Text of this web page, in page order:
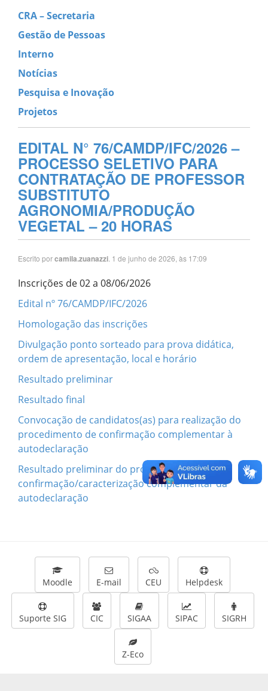
CRA – Secretaria
Gestão de Pessoas
Interno
Notícias
Pesquisa e Inovação
Projetos
EDITAL N° 76/CAMDP/IFC/2026 –
PROCESSO SELETIVO PARA
CONTRATAÇÃO DE PROFESSOR
SUBSTITUTO
AGRONOMIA/PRODUÇÃO
VEGETAL – 20 HORAS
Escrito porcamila.zuanazzi . 1 de junho de 2026, às 17:09
Inscrições de 02 a 08/06/2026
Edital nº 76/CAMDP/IFC/2026
Homologação das inscrições
Divulgação ponto sorteado para prova didática,
ordem de apresentação, local e horário
Resultado preliminar
Resultado final
Convocação de candidatos(as) para realização do
procedimento de confirmação complementar à
autodeclaração
Resultado preliminar do procedimento de
confirmação/caracterização complementar da
autodeclaração
Moodle E-mail CEU Helpdesk
Suporte SIG CIC SIGAA SIPAC SIGRH
Z-Eco